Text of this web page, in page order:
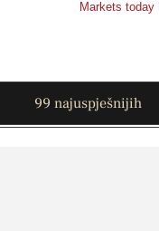
Markets today
99 najuspješnijih